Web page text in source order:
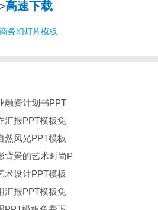
高速下载
务幻灯片模板
融资计划书PPT
汇报PPT模板免
然风光PPT模板
背景的艺术时尚P
术设计PPT模板
汇报PPT模板免